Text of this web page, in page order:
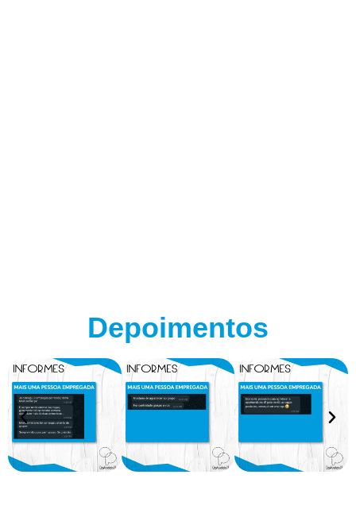
Depoimentos